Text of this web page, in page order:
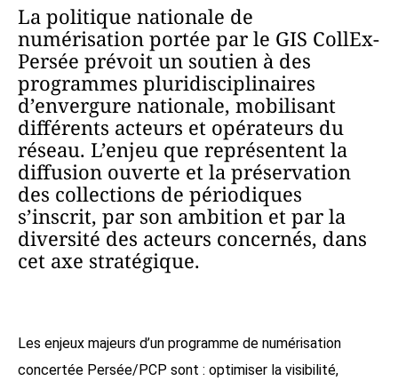
La politique nationale de
numérisation portée par le GIS CollEx-
Persée prévoit un soutien à des
programmes pluridisciplinaires
d’envergure nationale, mobilisant
différents acteurs et opérateurs du
réseau. L’enjeu que représentent la
diffusion ouverte et la préservation
des collections de périodiques
s’inscrit, par son ambition et par la
diversité des acteurs concernés, dans
cet axe stratégique.
Les enjeux majeurs d’un programme de numérisation
concertée Persée/PCP sont : optimiser la visibilité,